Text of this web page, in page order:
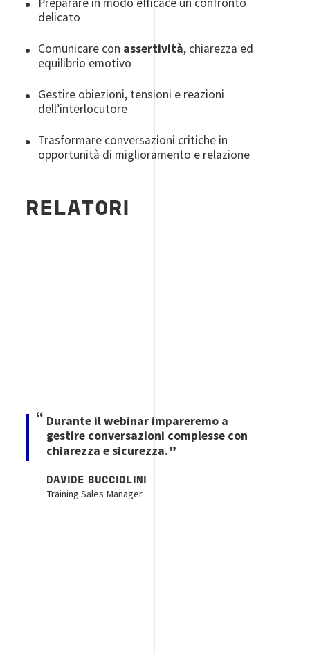
delicato
Comunicare con assertività, chiarezza ed
equilibrio emotivo
Gestire obiezioni, tensioni e reazioni
dell’interlocutore
Trasformare conversazioni critiche in
opportunità di miglioramento e relazione
RELATORI
Durante il webinar impareremo a
gestire conversazioni complesse con
chiarezza e sicurezza.
DAVIDE BUCCIOLINI
Training Sales Manager